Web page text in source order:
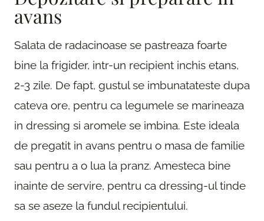
avans
Salata de radacinoase se pastreaza foarte
bine la frigider, intr-un recipient inchis etans,
2-3 zile. De fapt, gustul se imbunatateste dupa
cateva ore, pentru ca legumele se marineaza
in dressing si aromele se imbina. Este ideala
de pregatit in avans pentru o masa de familie
sau pentru a o lua la pranz. Amesteca bine
inainte de servire, pentru ca dressing-ul tinde
sa se aseze la fundul recipientului.